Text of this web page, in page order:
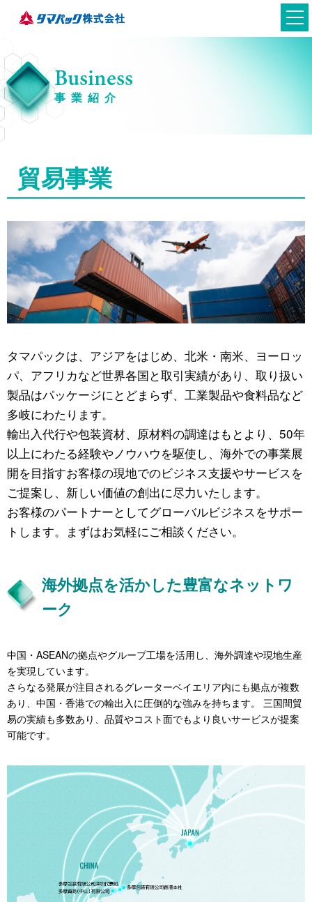
日本語
Business
事業紹介
貿易事業
タマパックは、アジアをはじめ、北米・南米、ヨーロッ
パ、アフリカなど世界各国と取引実績があり、取り扱い
製品はパッケージにとどまらず、工業製品や食料品など
多岐にわたります。
輸出入代行や包装資材、原材料の調達はもとより、50年
以上にわたる経験やノウハウを駆使し、海外での事業展
開を目指すお客様の現地でのビジネス支援やサービスを
ご提案し、新しい価値の創出に尽力いたします。
お客様のパートナーとしてグローバルビジネスをサポー
トします。まずはお気軽にご相談ください。
海外拠点を活かした豊富なネットワ
ーク
中国・ASEANの拠点やグループ工場を活用し、海外調達や現地生産
を実現しています。
さらなる発展が注目されるグレーターベイエリア内にも拠点が複数
あり、中国・香港での輸出入に圧倒的な強みを持ちます。 三国間貿
易の実績も多数あり、品質やコスト面でもより良いサービスが提案
可能です。